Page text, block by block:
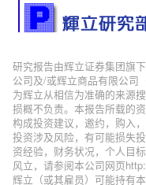
研究报告由辉立证券集团旗
公司及/或辉立商品有限公司
为辉立从相信为准确的来源
损概不负责。本报告所载的
构成投资建议，邀约，购入，
投资涉及风险，有可能损失
资经验，财务状况，个人目
风立，请参阅本公司网页
辉立（或其雇员）可能持有